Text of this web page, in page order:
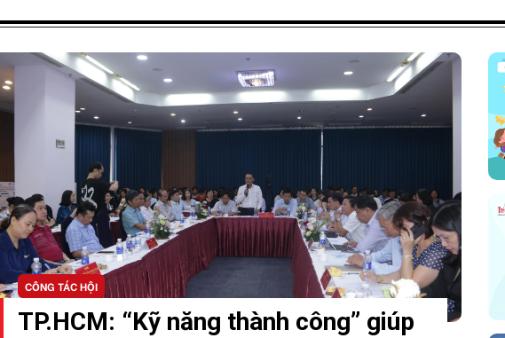
CÔNG TÁC HỘI
TP.HCM: “Kỹ năng thành công” giúp